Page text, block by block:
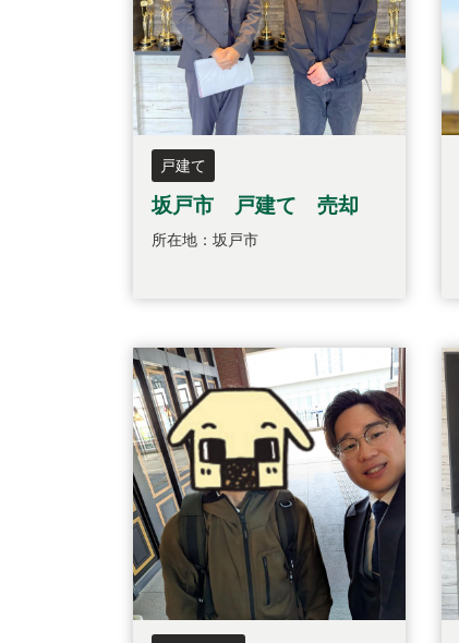
戸建て
坂戸市 戸建て 売却
所在地：坂戸市